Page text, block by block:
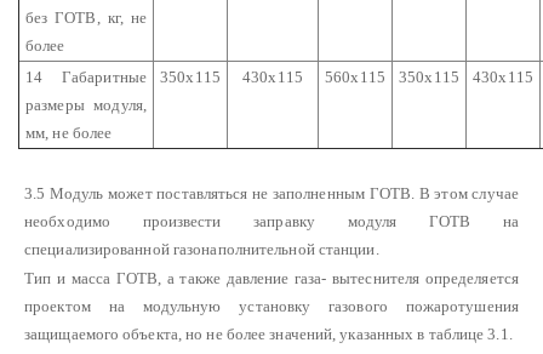
без ГОТВ, кг, не
более
14 Габаритные
размеры модуля,
мм, не более
350х115 430х115 560х115 350х115 430х115
3.5 Модуль может поставляться не заполненным ГОТВ. В этом случае
необходимо произвести заправку модуля ГОТВ на
специализированной газонаполнительной станции.
Тип и масса ГОТВ, а также давление газа- вытеснителя определяется
проектом на модульную установку газового пожаротушения
защищаемого объекта, но не более значений, указанных в таблице 3.1.